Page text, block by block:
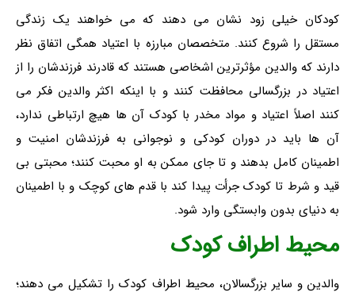
کودکان خیلی زود نشان می دهند که می خواهند یک زندگی
مستقل را شروع کنند. متخصصان مبارزه با اعتیاد همگی اتفاق نظر
دارند که والدین مؤثرترین اشخاصی هستند که قادرند فرزندشان را از
اعتیاد در بزرگسالی محافظت کنند و با اینکه اکثر والدین فکر می
کنند اصلاً اعتیاد و مواد مخدر با کودک آن ها هیچ ارتباطی ندارد،
آن ها باید در دوران کودکی و نوجوانی به فرزندشان امنیت و
اطمینان کامل بدهند و تا جای ممکن به او محبت کنند؛ محبتی بی
قید و شرط تا کودک جرأت پیدا کند با قدم های کوچک و با اطمینان
به دنیای بدون وابستگی وارد شود.
محیط اطراف کودک
والدین و سایر بزرگسالان، محیط اطراف کودک را تشکیل می دهند؛